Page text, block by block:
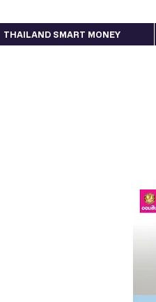
THAILAND SMART MONEY